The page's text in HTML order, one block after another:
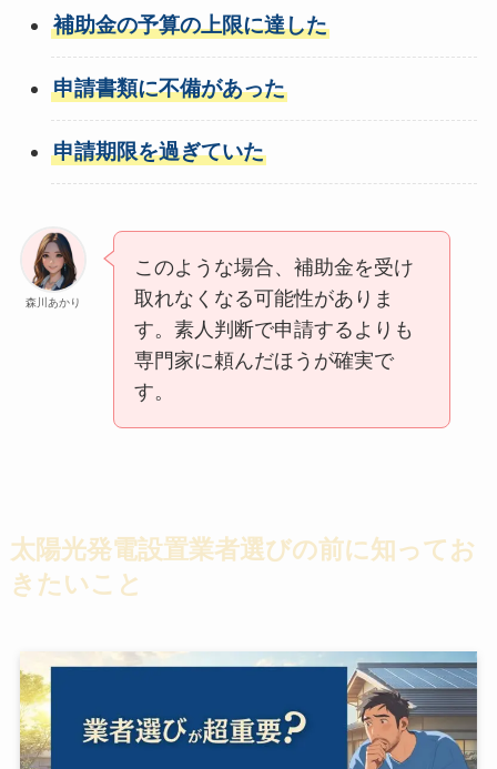
補助金の予算の上限に達した
申請書類に不備があった
申請期限を過ぎていた
森川あかり
このような場合、補助金を受け
取れなくなる可能性がありま
す。素人判断で申請するよりも
専門家に頼んだほうが確実で
す。
太陽光発電設置業者選びの前に知ってお
きたいこと